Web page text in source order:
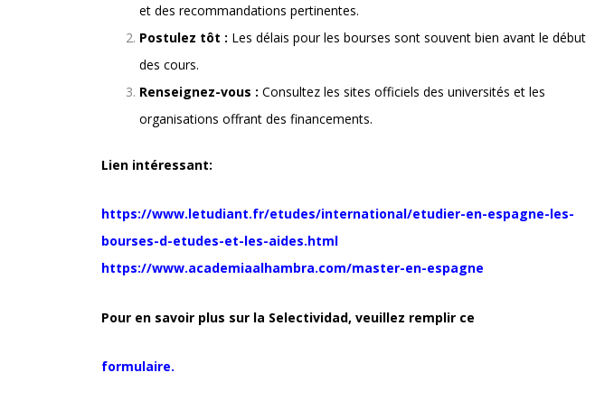
et des recommandations pertinentes.
Postulez tôt : Les délais pour les bourses sont souvent bien avant le début
des cours.
Renseignez-vous : Consultez les sites officiels des universités et les
organisations offrant des financements.
Lien intéressant:
https://www.letudiant.fr/etudes/international/etudier-en-espagne-les-
bourses-d-etudes-et-les-aides.html
https://www.academiaalhambra.com/master-en-espagne
Pour en savoir plus sur la Selectividad, veuillez remplir ce
formulaire.